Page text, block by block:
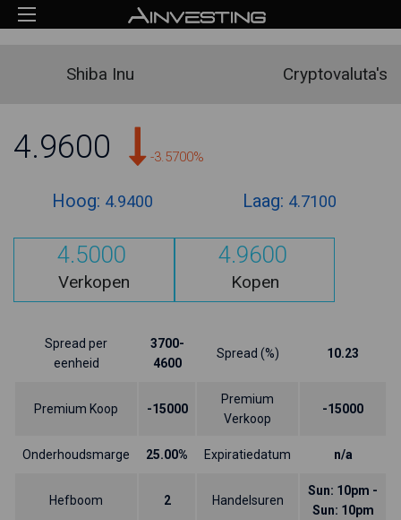
Shiba Inu Cryptovaluta's
4.9600 -3.5700%
Hoog: 4.9400 Laag: 4.7100
4.5000
Verkopen
4.9600
Kopen
Spread per
eenheid
3700-
4600
Spread (%) 10.23
Premium Koop -15000
Premium
Verkoop
-15000
Onderhoudsmarge 25.00% Expiratiedatum n/a
Hefboom 2 Handelsuren
Sun: 10pm -
Sun: 10pm